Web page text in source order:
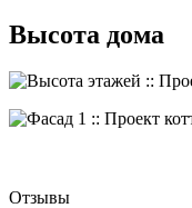
Высота дома
Отзывы